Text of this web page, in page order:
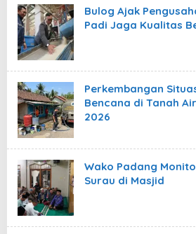
Bulog Ajak
Padi Jaga Kualitas
Perkembangan
Bencana di Tanah
2026
Wako Padang
Surau di Masjid